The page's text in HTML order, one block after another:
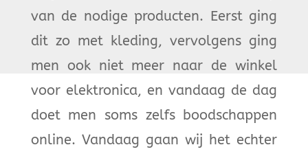
van de nodige producten. Eerst ging
dit zo met kleding, vervolgens ging
men ook niet meer naar de winkel
voor elektronica, en vandaag de dag
doet men soms zelfs boodschappen
online. Vandaag gaan wij het echter